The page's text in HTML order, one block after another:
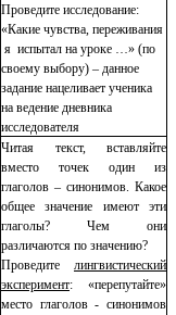
Проведите исследование:
«Какие чувства, переживания
я испытал на уроке …» (по
своему выбору) – данное
задание нацеливает ученика
на ведение дневника
исследователя
Читая текст, вставляйте
вместо точек один из
глаголов – синонимов. Какое
общее значение имеют эти
глаголы? Чем они
различаются по значению?
Проведите лингвистический
эксперимент: «перепутайте»
место глаголов - синонимов